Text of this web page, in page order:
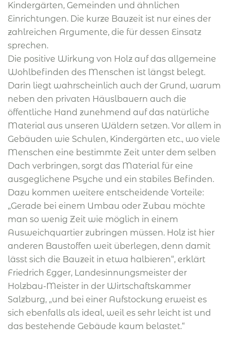
Kindergärten, Gemeinden und ähnlichen
Einrichtungen. Die kurze Bauzeit ist nur eines der
zahlreichen Argumente, die für dessen Einsatz
sprechen.
Die positive Wirkung von Holz auf das allgemeine
Wohlbefinden des Menschen ist längst belegt.
Darin liegt wahrscheinlich auch der Grund, warum
neben den privaten Häuslbauern auch die
öffentliche Hand zunehmend auf das natürliche
Material aus unseren Wäldern setzen. Vor allem in
Gebäuden wie Schulen, Kindergärten etc., wo viele
Menschen eine bestimmte Zeit unter dem selben
Dach verbringen, sorgt das Material für eine
ausgeglichene Psyche und ein stabiles Befinden.
Dazu kommen weitere entscheidende Vorteile:
„Gerade bei einem Umbau oder Zubau möchte
man so wenig Zeit wie möglich in einem
Ausweichquartier zubringen müssen. Holz ist hier
anderen Baustoffen weit überlegen, denn damit
lässt sich die Bauzeit in etwa halbieren“, erklärt
Friedrich Egger, Landesinnungsmeister der
Holzbau-Meister in der Wirtschaftskammer
Salzburg, „und bei einer Aufstockung erweist es
sich ebenfalls als ideal, weil es sehr leicht ist und
das bestehende Gebäude kaum belastet.“